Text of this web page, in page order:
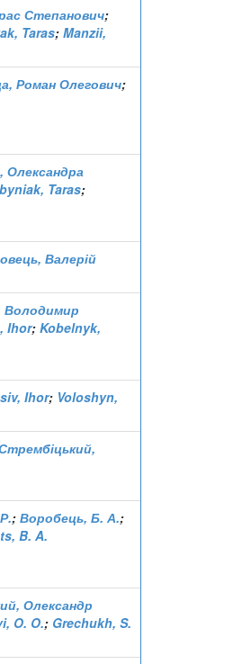
Степанович;
Taras; Manzii,
Роман Олегович;
Олександра
Taras;
Валерій
Володимир
Ihor; Kobelnyk,
Ihor; Voloshyn,
; Воробець, Б. А.;
B. A.
Олександр
O. O.; Grechukh, S.